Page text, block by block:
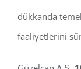
dükkanda
faaliyetlerini